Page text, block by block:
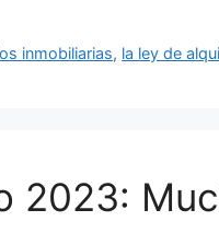
inmobiliarias, la ley de
2023: